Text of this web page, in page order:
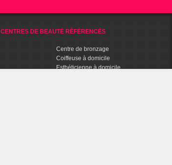
CENTRES DE BEAUTÉ RÉFÉRENCÉS
Centre de bronzage
Coiffeuse à domicile
Esthéticienne à domicile